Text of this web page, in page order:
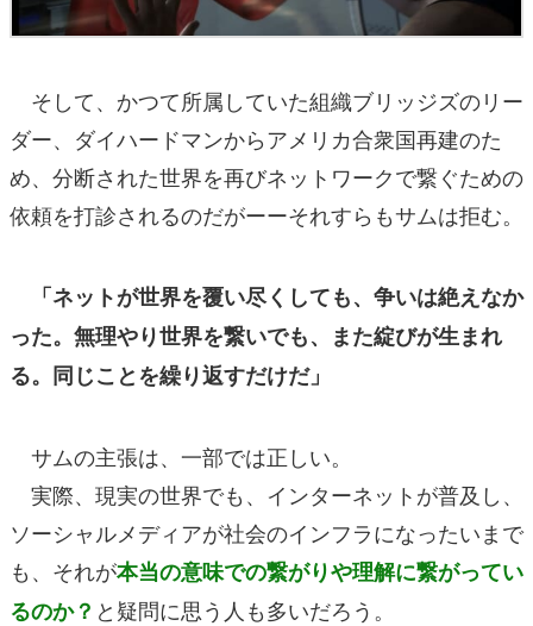
そして、かつて所属していた組織ブリッジズのリー
ダー、ダイハードマンからアメリカ合衆国再建のた
め、分断された世界を再びネットワークで繋ぐための
依頼を打診されるのだがーーそれすらもサムは拒む。
「ネットが世界を覆い尽くしても、争いは絶えなか
った。無理やり世界を繋いでも、また綻びが生まれ
る。同じことを繰り返すだけだ」
サムの主張は、一部では正しい。
実際、現実の世界でも、インターネットが普及し、
ソーシャルメディアが社会のインフラになったいまで
も、それが本当の意味での繋がりや理解に繋がってい
るのか？ と疑問に思う人も多いだろう。